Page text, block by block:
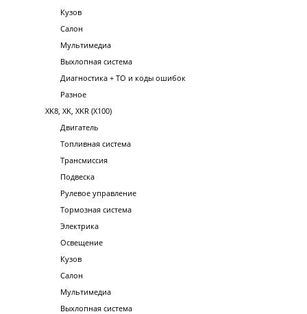
Кузов
Салон
Мультимедиа
Выхлопная система
Диагностика + ТО и коды ошибок
Разное
XK8, XK, XKR (X100)
Двигатель
Топливная система
Трансмиссия
Подвеска
Рулевое управление
Тормозная система
Электрика
Освещение
Кузов
Салон
Мультимедиа
Выхлопная система